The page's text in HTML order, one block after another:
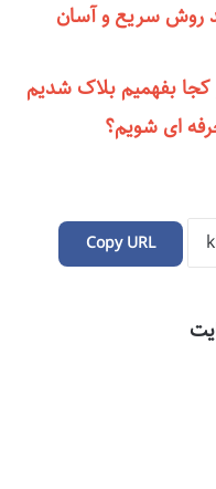
روش سریع و آسان
کجا بفهمیم بلاک شدیم
ای شویم؟
Copy URL